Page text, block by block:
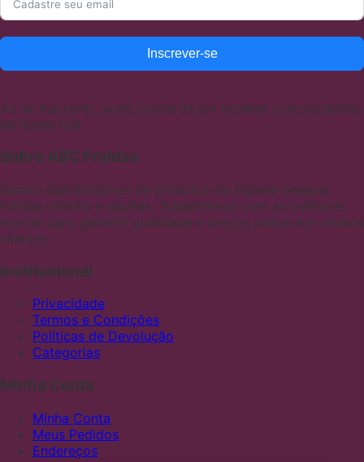
Inscrever-se
Ao se inscrever, você concorda em receber comunicações
de nossa loja.
Sobre ABC Fraldas
Somos distribuidores de produtos de higiene pessoal,
fraldas infantis e adultas. Trabalhamos com as melhores
marcas para garantir qualidade e preços justos aos nossos
clientes
Institucional
Privacidade
Termos e Condições
Políticas de Devolução
Categorias
Minha Conta
Minha Conta
Meus Pedidos
Endereços